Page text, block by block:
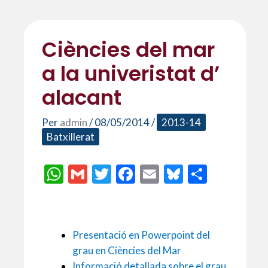
Ciències del mar
a la univeristat d’
alacant
Peradmin/08/05/2014/ 2013-14
Batxillerat
W
s
A
G
l
T
er
F
b
o
E
l
Bl
ky p
Presentació en Powerpoint del
grau en Ciències del Mar